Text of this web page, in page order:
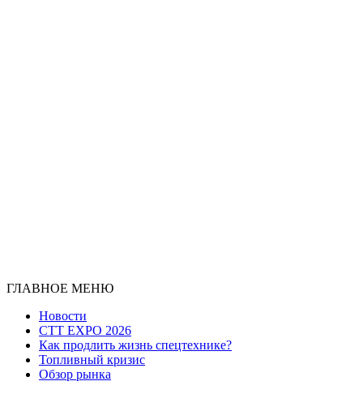
ГЛАВНОЕ МЕНЮ
Новости
CTT EXPO 2026
Как продлить жизнь спецтехнике?
Топливный кризис
Обзор рынка